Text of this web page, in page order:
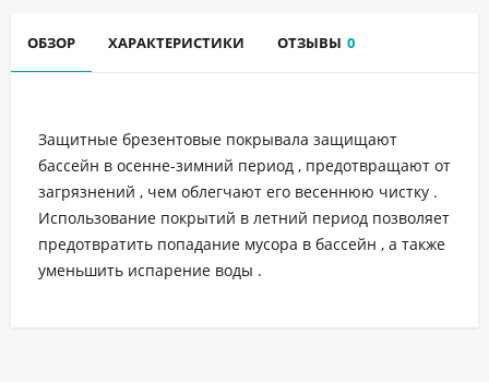
ОБЗОР ХАРАКТЕРИСТИКИ ОТЗЫВЫ 0
Защитные брезентовые покрывала защищают
бассейн в осенне-зимний период , предотвращают от
загрязнений , чем облегчают его весеннюю чистку .
Использование покрытий в летний период позволяет
предотвратить попадание мусора в бассейн , а также
уменьшить испарение воды .